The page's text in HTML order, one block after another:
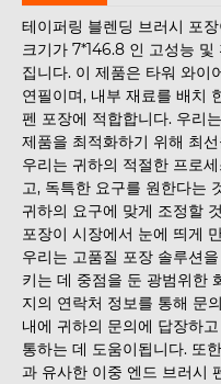
테이퍼링 블렌딩 브러시 포
크기가 7*146.8 인 고성능
집니다. 이 제품은 타워 와이
연필이며, 내부 재료를 배치
펜 포장에 적합합니다. 우리
제품을 최적화하기 위해 최
우리는 귀하의 적절한 프로
고, 독특한 요구를 원한다는
귀하의 요구에 맞게 조정할
포장이 시장에서 눈에 띄게
우리는 고품질 포장 솔루션
키는 데 중점을 둔 광범위한
지의 연락처 정보를 통해 문
내에 귀하의 문의에 답장하
통하는 데 도움이됩니다. 또
과 유사한 이중 엔드 브러시